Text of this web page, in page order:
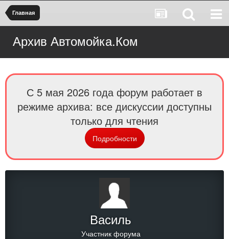
Главная
Архив Автомойка.Ком
С 5 мая 2026 года форум работает в
режиме архива: все дискуссии доступны
только для чтения
Подробности
Василь
Участник форума